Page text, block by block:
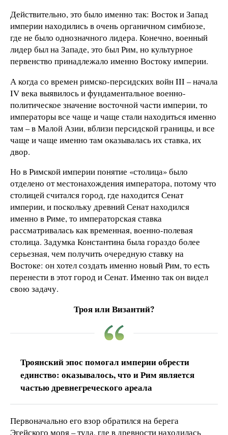
Действительно, это было именно так: Восток и Запад
империи находились в очень органичном симбиозе,
где не было однозначного лидера. Конечно, военный
лидер был на Западе, это был Рим, но культурное
первенство принадлежало именно Востоку империи.
А когда со времен римско-персидских войн III – начала
IV века выявилось и фундаментальное военно-
политическое значение восточной части империи, то
императоры все чаще и чаще стали находиться именно
там – в Малой Азии, вблизи персидской границы, и все
чаще и чаще именно там оказывалась их ставка, их
двор.
Но в Римской империи понятие «столица» было
отделено от местонахождения императора, потому что
столицей считался город, где находится Сенат
империи, и поскольку древний Сенат находился
именно в Риме, то императорская ставка
рассматривалась как временная, военно-полевая
столица. Задумка Константина была гораздо более
серьезная, чем получить очередную ставку на
Востоке: он хотел создать именно новый Рим, то есть
перенести в этот город и Сенат. Именно так он видел
свою задачу.
Троя или Византий?
Троянский эпос помогал империи обрести
единство: оказывалось, что и Рим является
частью древнегреческого ареала
Первоначально его взор обратился на берега
Эгейского моря – туда, где в древности находилась